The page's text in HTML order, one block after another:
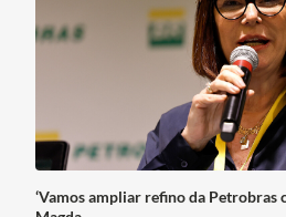
‘Vamos ampliar refino da Petrobras